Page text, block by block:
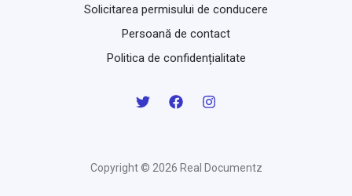
Solicitarea permisului de conducere
Persoană de contact
Politica de confidențialitate
Copyright © 2026 Real Documentz